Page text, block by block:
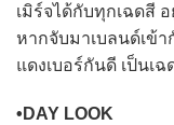
เมิร์จได้กับทุกเฉดสี อ
หากจับมาเบลนด์เข้
แดงเบอร์กันดี เป็นเ
•DAY LOOK